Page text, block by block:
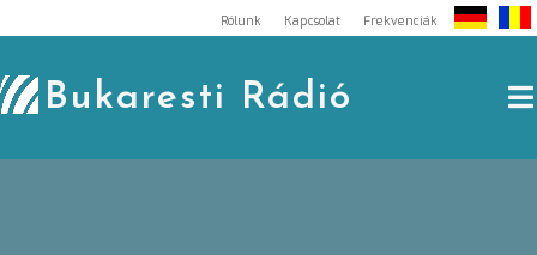
to
content
Rólunk Kapcsolat Frekvenciák
Bukaresti Rádió